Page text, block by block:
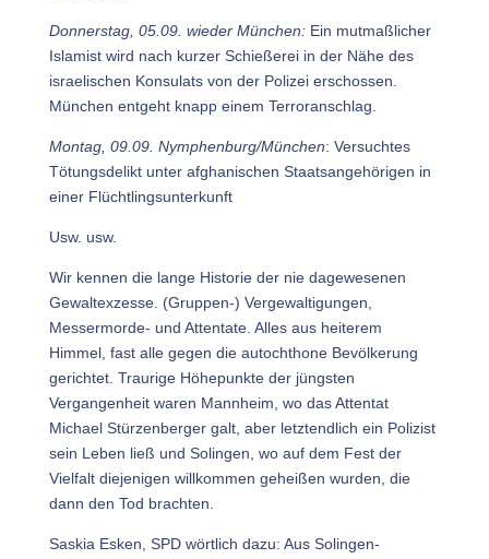
Donnerstag, 05.09. wieder München:Ein mutmaßlicher
Islamist wird nach kurzer Schießerei in der Nähe des
israelischen Konsulats von der Polizei erschossen.
München entgeht knapp einem Terroranschlag.
Montag, 09.09. Nymphenburg/München: Versuchtes
Tötungsdelikt unter afghanischen Staatsangehörigen in
einer Flüchtlingsunterkunft
Usw. usw.
Wir kennen die lange Historie der nie dagewesenen
Gewaltexzesse. (Gruppen-) Vergewaltigungen,
Messermorde- und Attentate. Alles aus heiterem
Himmel, fast alle gegen die autochthone Bevölkerung
gerichtet. Traurige Höhepunkte der jüngsten
Vergangenheit waren Mannheim, wo das Attentat
Michael Stürzenberger galt, aber letztendlich ein Polizist
sein Leben ließ und Solingen, wo auf dem Fest der
Vielfalt diejenigen willkommen geheißen wurden, die
dann den Tod brachten.
Saskia Esken, SPD wörtlich dazu: Aus Solingen-